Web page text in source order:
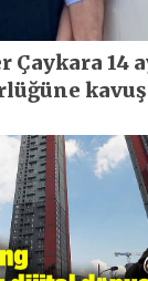
Çaykara 14